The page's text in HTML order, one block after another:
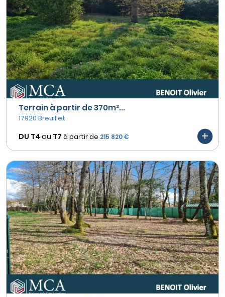
Terrain à partir de 370m²...
17920 Breuillet
DU T4 au T7 à partir de 215 820 €